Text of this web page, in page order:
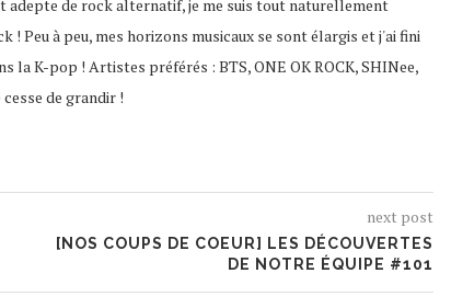
adepte de rock alternatif, je me suis tout naturellement
! Peu à peu, mes horizons musicaux se sont élargis et j'ai fini
la K-pop ! Artistes préférés : BTS, ONE OK ROCK, SHINee,
de grandir !
next post
[NOS COUPS DE COEUR] LES DÉCOUVERTES
DE NOTRE ÉQUIPE #101